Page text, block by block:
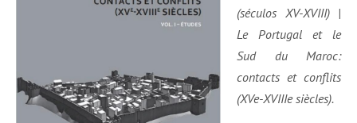
(séculos XV-XVIII) |
Le Portugal et le
Sud du Maroc:
contacts et conflits
(XVe-XVIIIe siècles).